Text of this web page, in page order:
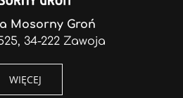
Mosorny Groń
34-222 Zawoja
WIĘCEJ